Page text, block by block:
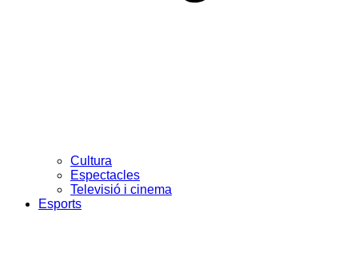
Cultura
Espectacles
Televisió i cinema
Esports